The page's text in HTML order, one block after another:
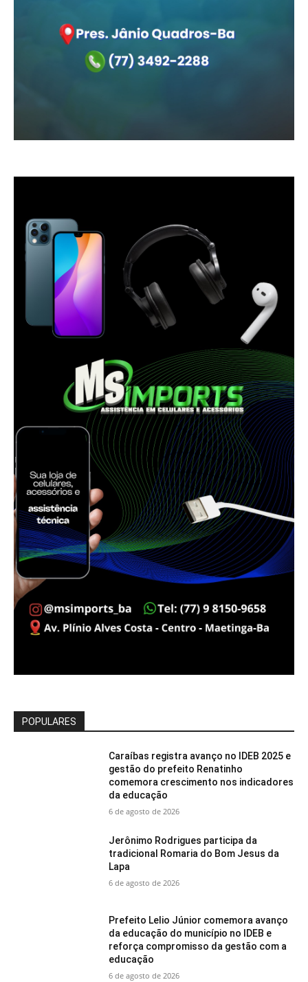
POPULARES
Caraíbas registra avanço no IDEB 2025 e
gestão do prefeito Renatinho
comemora crescimento nos indicadores
da educação
6 de agosto de 2026
Jerônimo Rodrigues participa da
tradicional Romaria do Bom Jesus da
Lapa
6 de agosto de 2026
Prefeito Lelio Júnior comemora avanço
da educação do município no IDEB e
reforça compromisso da gestão com a
educação
6 de agosto de 2026